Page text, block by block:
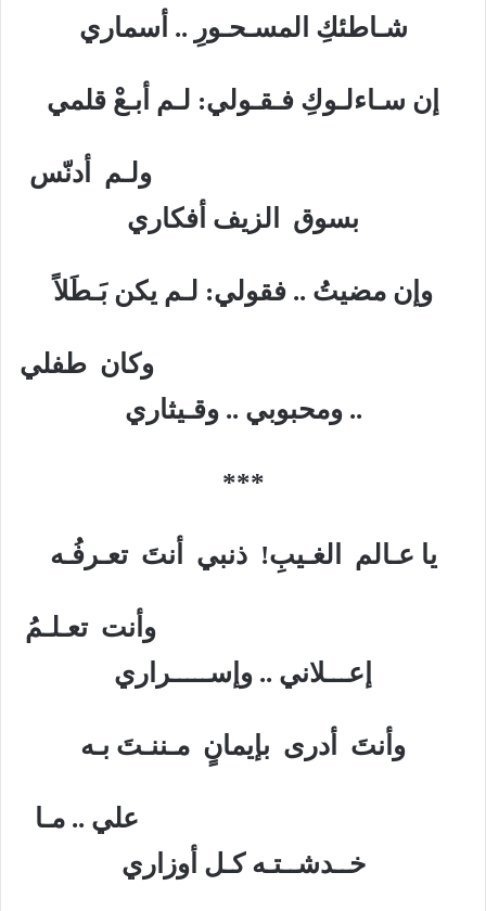
شـاطئكِ المسـحـورِ .. أسماري
إن سـاءلـوكِ فـقـولي: لـم أبـعْ قلمي
ولـم أدنّس
بسوق الزيف أفكاري
وإن مضيتُ .. فقولي: لـم يكن بَـطَلاً
وكان طفلي
.. ومحبوبي .. وقـيثاري
***
يا عـالم الغـيبِ! ذنبي أنتَ تعـرفُـه
وأنت تعـلـمُ
إعـــلاني .. وإســـــراري
وأنتَ أدرى بإيمانٍ مـننـتَ بـه
علي .. مـا
خــدشــتـه كـل أوزاري